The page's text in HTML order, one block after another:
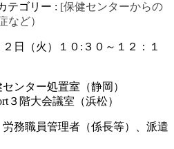
テゴリー : [保健センターからの
など）
日（火）１０:３０～１２：１
ンター処置室（静岡）
３階大会議室（浜松）
務職員管理者（係長等）、派遣